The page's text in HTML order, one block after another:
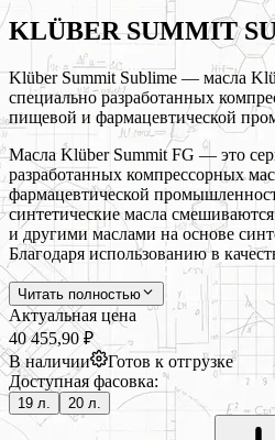
KLÜBER SUMMIT
Klüber Summit Sublime — масла
специально разработанных
пищевой и фармацевтической
Масла Klüber Summit FG — это
разработанных компрессорных
фармацевтической
синтетические масла
и другими маслами на основе
Благодаря использованию в
Читать полностью
Актуальная цена
40 455,90 ₽
В наличии
Готов к отгрузке
Доступная фасовка:
19 л. 20 л.